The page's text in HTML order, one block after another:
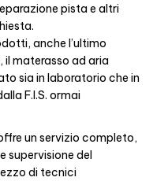
pista e altri
anche l’ultimo
il materasso ad aria
sia in laboratorio che in
F.I.S. ormai
un servizio completo,
supervisione del
di tecnici